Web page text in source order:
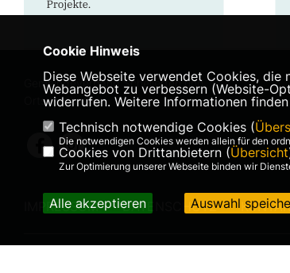
Gemeindeverband Schellerten und
Ortsverbände
IMPRESSUM DATENSCHUTZ
Cookie Hinweis
Diese Webseite verwendet Cookies,
Webangebot zu verbessern (Website-
widerrufen. Weitere Informationen
Technisch notwendige Cookies (
Die notwendigen Cookies werden allein für den
Cookies von Drittanbietern (Übersicht
Zur Optimierung unserer Webseite binden wir
Alle akzeptieren Auswahl